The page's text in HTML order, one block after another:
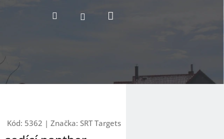
Hledat Přihlášení
Kód: 5362 | Značka: SRT Targets